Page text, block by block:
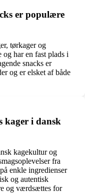
er populære
tørkager og
har en fast plads i
snacks er
og er elsket af både
kager i dansk
kagekultur og
fra
enkle ingredienser
og autentisk
og værdsættes for